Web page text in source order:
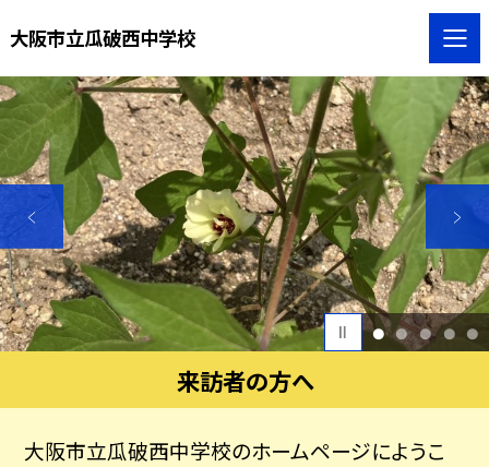
大阪市立瓜破西中学校
1 2 3 4 5
来訪者の方へ
大阪市立瓜破西中学校のホームページにようこ